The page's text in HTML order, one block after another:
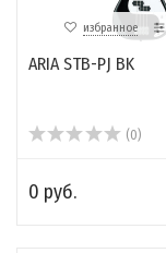
избранное
ARIA STB-PJ BK
(0)
0 руб.